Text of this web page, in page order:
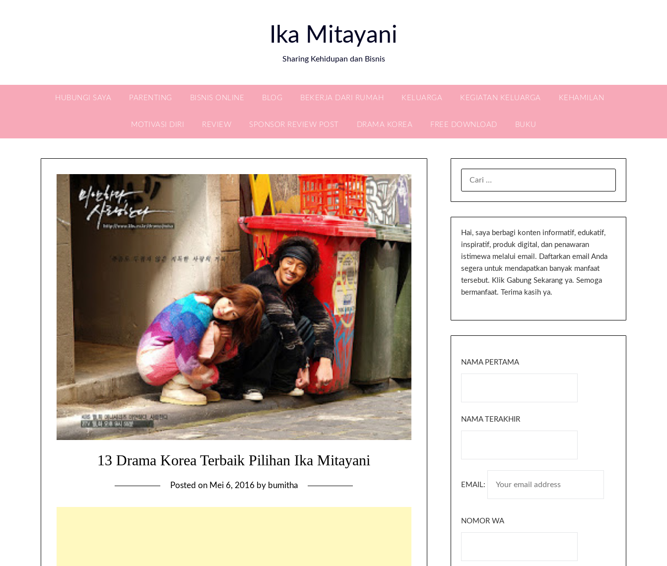
Ika Mitayani
Sharing Kehidupan dan Bisnis
HUBUNGI SAYA PARENTING BISNIS ONLINE BLOG BEKERJA DARI RUMAH KELUARGA KEGIATAN KELUARGA KEHAMILAN
MOTIVASI DIRI REVIEW SPONSOR REVIEW POST DRAMA KOREA FREE DOWNLOAD BUKU
13 Drama Korea Terbaik Pilihan Ika Mitayani
Posted on Mei 6, 2016by bumitha
Hai, saya berbagi konten informatif, edukatif,
inspiratif, produk digital, dan penawaran
istimewa melalui email. Daftarkan email Anda
segera untuk mendapatkan banyak manfaat
tersebut. Klik Gabung Sekarang ya. Semoga
bermanfaat. Terima kasih ya.
NAMA PERTAMA
NAMA TERAKHIR
EMAIL:
NOMOR WA